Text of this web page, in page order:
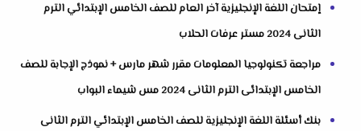
إمتحان اللغة الإنجليزية آخر العام للصف الخامس الإبتدائي الترم
الثانى 2024 مستر عرفات الحلاب
مراجعة تكنولوجيا المعلومات مقرر شهر مارس + نموذج الإجابة للصف
الخامس الإبتدائى الترم الثانى 2024 مس شيماء البواب
بنك أسئلة اللغة الإنجليزية للصف الخامس الإبتدائي الترم الثانى